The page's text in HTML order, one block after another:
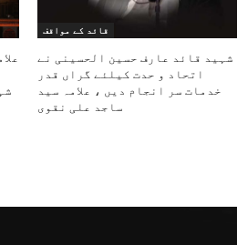
قائد کے مواقف
شہید قائد عارف حسین الحسینی نے
اتحاد و حدت کیلئے گراں قدر
خدمات سر انجام دیں ، علامہ سید
ساجد علی نقوی